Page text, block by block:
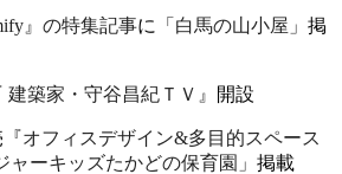
』の特集記事に 「白馬の山小屋」 掲
建築家・守谷昌紀ＴＶ』 開設
『オフィスデザイン&多目的スペース
ャーキッズたかどの保育園」 掲載